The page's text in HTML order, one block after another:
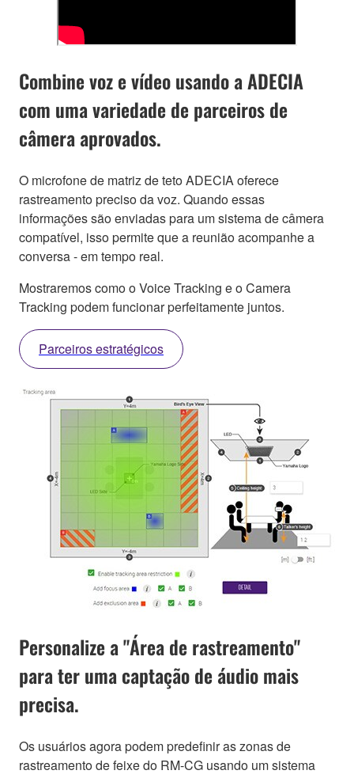
Combine voz e vídeo usando a ADECIA
com uma variedade de parceiros de
câmera aprovados.
O microfone de matriz de teto ADECIA oferece
rastreamento preciso da voz. Quando essas
informações são enviadas para um sistema de câmera
compatível, isso permite que a reunião acompanhe a
conversa - em tempo real.
Mostraremos como o Voice Tracking e o Camera
Tracking podem funcionar perfeitamente juntos.
Parceiros estratégicos
Personalize a "Área de rastreamento"
para ter uma captação de áudio mais
precisa.
Os usuários agora podem predefinir as zonas de
rastreamento de feixe do RM-CG usando um sistema